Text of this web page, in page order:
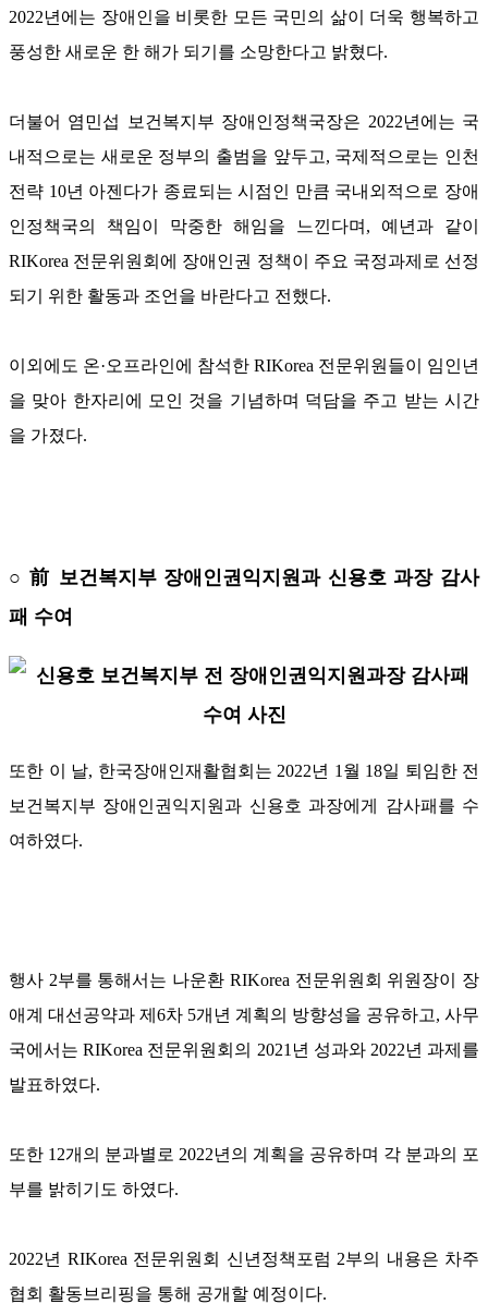
2022년에는 장애인을 비롯한 모든 국민의 삶이 더욱 행복하고
풍성한 새로운 한 해가 되기를 소망한다고 밝혔다.
더불어 염민섭 보건복지부 장애인정책국장은 2022년에는 국
내적으로는 새로운 정부의 출범을 앞두고, 국제적으로는 인천
전략 10년 아젠다가 종료되는 시점인 만큼 국내외적으로 장애
인정책국의 책임이 막중한 해임을 느낀다며, 예년과 같이
RIKorea 전문위원회에 장애인권 정책이 주요 국정과제로 선정
되기 위한 활동과 조언을 바란다고 전했다.
이외에도 온·오프라인에 참석한 RIKorea 전문위원들이 임인년
을 맞아 한자리에 모인 것을 기념하며 덕담을 주고 받는 시간
을 가졌다.
○ 前 보건복지부 장애인권익지원과 신용호 과장 감사
패 수여
또한 이 날, 한국장애인재활협회는 2022년 1월 18일 퇴임한 전
보건복지부 장애인권익지원과 신용호 과장에게 감사패를 수
여하였다.
행사 2부를 통해서는 나운환 RIKorea 전문위원회 위원장이 장
애계 대선공약과 제6차 5개년 계획의 방향성을 공유하고, 사무
국에서는 RIKorea 전문위원회의 2021년 성과와 2022년 과제를
발표하였다.
또한 12개의 분과별로 2022년의 계획을 공유하며 각 분과의 포
부를 밝히기도 하였다.
2022년 RIKorea 전문위원회 신년정책포럼 2부의 내용은 차주
협회 활동브리핑을 통해 공개할 예정이다.